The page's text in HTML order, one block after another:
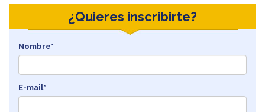
¿Quieres inscribirte?
Nombre*
E-mail*